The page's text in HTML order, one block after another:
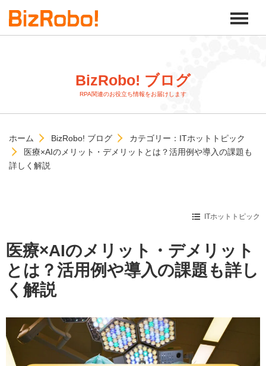
BizRobo! ブログ
RPA関連のお役立ち情報をお届けします
ホーム BizRobo! ブログ カテゴリー： ITホットトピック
医療×AIのメリット・デメリットとは？活用例や導入の課題も
詳しく解説
ITホットトピック
医療×AIのメリット・デメリット
とは？活用例や導入の課題も詳し
く解説